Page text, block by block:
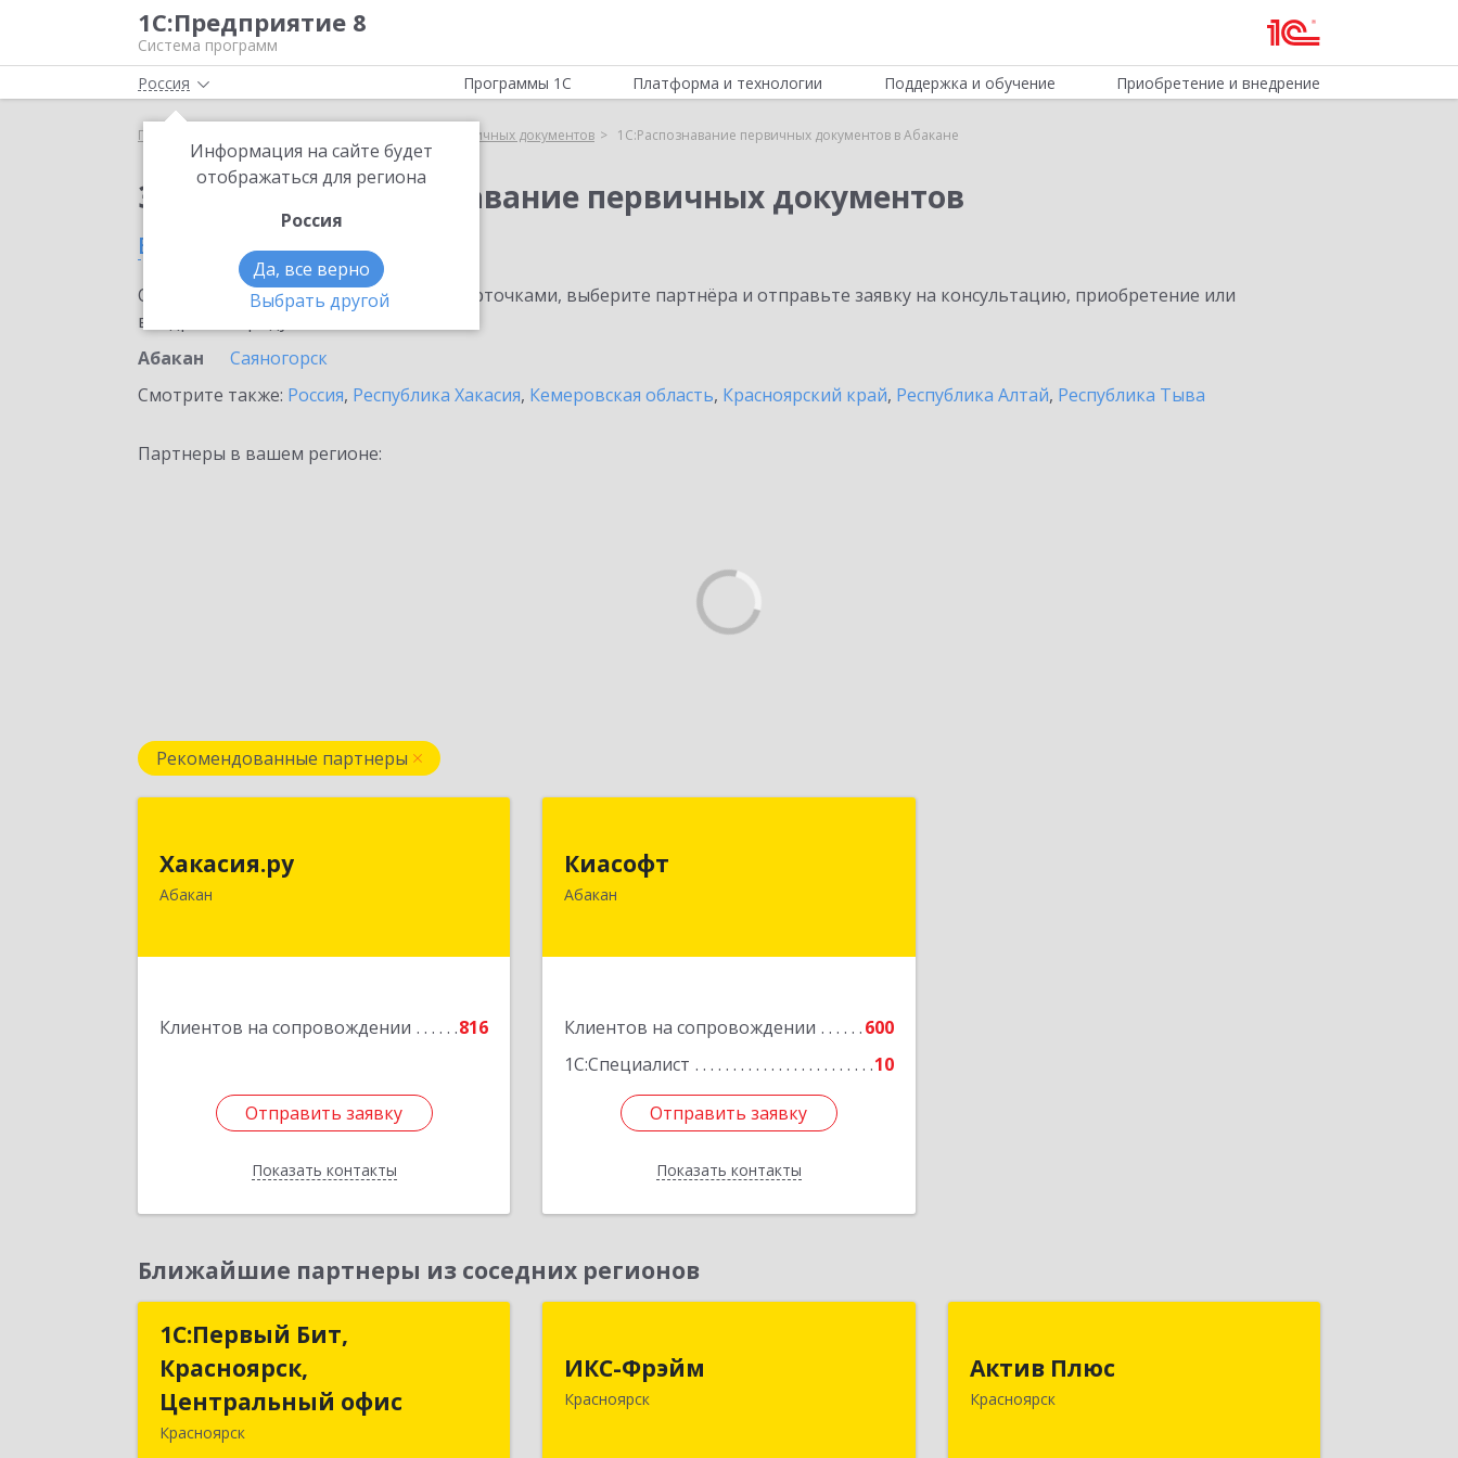
1С:Предприятие 8
Система программ
Россия
Информация на сайте будет
отображаться для региона
Россия
Да, все верно
Выбрать другой
Программы 1С Платформа и технологии Поддержка и обучение Приобретение и внедрение
Главная 1С:Распознавание первичных документов 1С:Распознавание первичных документов в Абакане
Заказать 1С:Распознавание первичных документов
в Абакане
Ознакомьтесь с информационными карточками, выберите партнёра и отправьте заявку на консультацию, приобретение или
внедрение продукта.
Абакан
Саяногорск
Смотрите также: Россия, Республика Хакасия, Кемеровская область, Красноярский край, Республика Алтай, Республика Тыва
Партнеры в вашем регионе:
Рекомендованные партнеры
Хакасия.ру
Абакан
Клиентов на сопровождении 816
Отправить заявку
Показать контакты
655017, Хакасия Респ, Абакан г,
Подробнее
Отправить заявку
Назад
Киасофт
Абакан
Клиентов на сопровождении
600
1С:Специалист
10
Отправить заявку
Показать контакты
655017, Хакасия Респ, Абакан г, Ивана
Подробнее
Отправить заявку
Назад
Ближайшие партнеры из соседних регионов
1С:Первый Бит,
Красноярск,
Центральный офис
Красноярск
1С:Первый Бит,
Центральный офис
ИКС-Фрэйм
Красноярск
Красноярск г, Батурина ул, дом № 32,
Актив Плюс
Красноярск
Красноярск г, Обороны ул, дом № 3,